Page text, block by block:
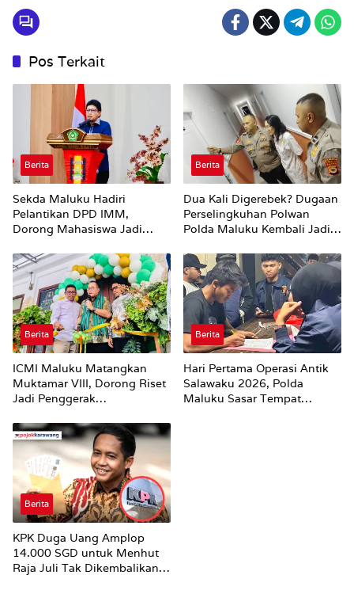
Pos Terkait
Berita
Sekda Maluku Hadiri
Pelantikan DPD IMM,
Dorong Mahasiswa Jadi
Strategis Pemerintah
Berita
Dua Kali Digerebek? Dugaan
Perselingkuhan Polwan
Polda Maluku Kembali Jadi
Berita
ICMI Maluku Matangkan
Muktamar VIII, Dorong Riset
Jadi Penggerak
Berita
Hari Pertama Operasi Antik
Salawaku 2026, Polda
Maluku Sasar Tempat
Berita
KPK Duga Uang Amplop
14.000 SGD untuk Menhut
Raja Juli Tak Dikembalikan